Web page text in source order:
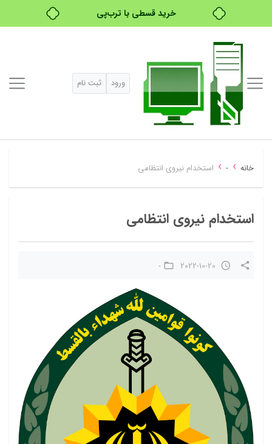
خرید قسطی با ترب‌پی
بدون ضامن، بدون سود
خرید قسطی با ترب‌پی
ورود ثبت نام
خانه ›
-
› استخدام نیروی انتظامی
استخدام نیروی انتظامی
2022-10-20
-